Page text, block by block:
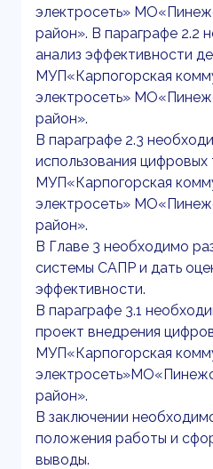
электросеть»
район». В параграфе 2.2
анализ эффективности
МУП«Карпогорская
электросеть»
район».
В параграфе 2.3
использования цифровых
МУП«Карпогорская
электросеть»
район».
В Главе 3 необходимо
системы САПР и дать
эффективности.
В параграфе 3.1
проект внедрения
МУП«Карпогорская
район».
В заключении
положения работы и
выводы.